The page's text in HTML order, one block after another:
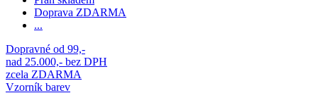
Doprava ZDARMA
...
Dopravné od 99,-
nad 25.000,- bez DPH
zcela ZDARMA
Vzorník barev